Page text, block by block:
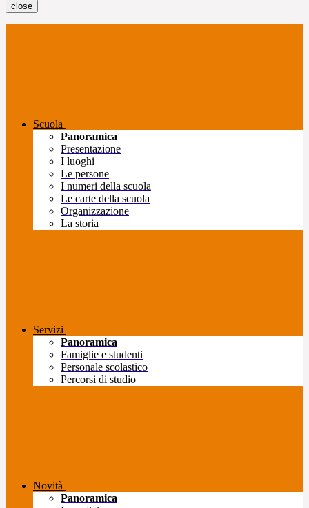
close
Scuola
Panoramica
Presentazione
I luoghi
Le persone
I numeri della scuola
Le carte della scuola
Organizzazione
La storia
Servizi
Panoramica
Famiglie e studenti
Personale scolastico
Percorsi di studio
Novità
Panoramica